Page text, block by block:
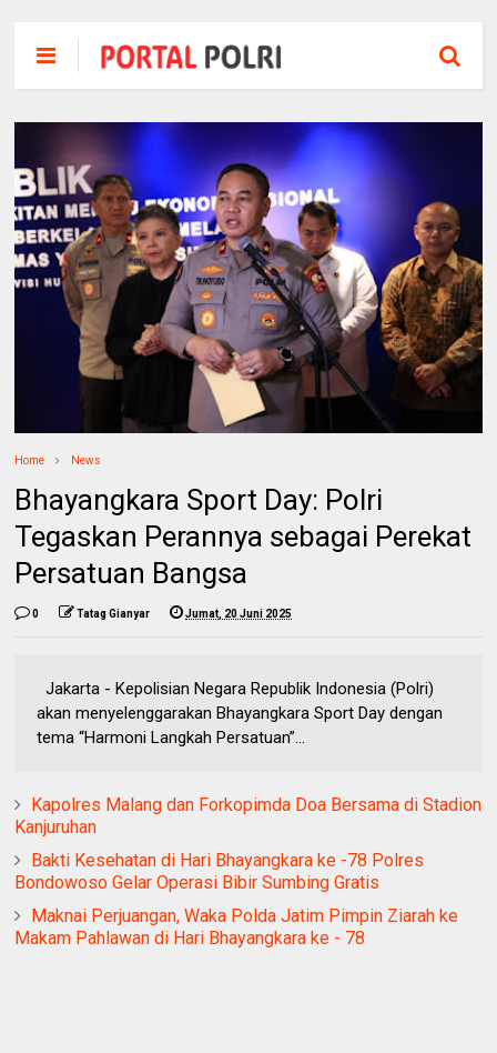
Home News
Bhayangkara Sport Day: Polri
Tegaskan Perannya sebagai Perekat
Persatuan Bangsa
0 Tatag Gianyar Jumat, 20 Juni 2025
Jakarta - Kepolisian Negara Republik Indonesia (Polri)
akan menyelenggarakan Bhayangkara Sport Day dengan
tema “Harmoni Langkah Persatuan”...
Kapolres Malang dan Forkopimda Doa Bersama di Stadion
Kanjuruhan
Bakti Kesehatan di Hari Bhayangkara ke -78 Polres
Bondowoso Gelar Operasi Bibir Sumbing Gratis
Maknai Perjuangan, Waka Polda Jatim Pimpin Ziarah ke
Makam Pahlawan di Hari Bhayangkara ke - 78